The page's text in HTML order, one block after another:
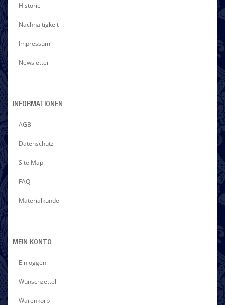
Historie
Nachhaltigkeit
Impressum
Newsletter
INFORMATIONEN
AGB
Datenschutz
Site Map
FAQ
Materialkunde
MEIN KONTO
Einloggen
Wunschzettel
Warenkorb